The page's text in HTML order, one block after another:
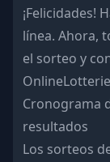
¡Felicidades!
línea. Ahora,
el sorteo y
Cronograma
resultados
Los sorteos